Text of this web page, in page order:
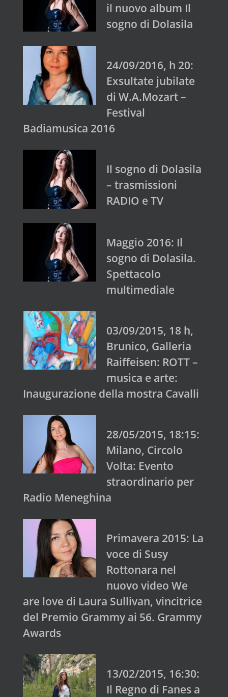
il nuovo album Il
sogno di Dolasila
24/09/2016, h 20:
Exsultate jubilate
di W.A.Mozart –
Festival
Badiamusica 2016
Il sogno di Dolasila
– trasmissioni
RADIO e TV
Maggio 2016: Il
sogno di Dolasila.
Spettacolo
multimediale
03/09/2015, 18 h,
Brunico, Galleria
Raiffeisen: ROTT –
musica e arte:
Inaugurazione della mostra Cavalli
28/05/2015, 18:15:
Milano, Circolo
Volta: Evento
straordinario per
Radio Meneghina
Primavera 2015: La
voce di Susy
Rottonara nel
nuovo video We
are love di Laura Sullivan, vincitrice
del Premio Grammy ai 56. Grammy
Awards
13/02/2015, 16:30:
Il Regno di Fanes a